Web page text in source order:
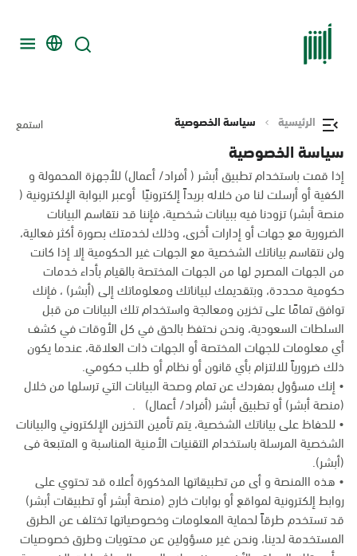
الرئيسية سياسة الخصوصية استمع
سياسة الخصوصية
إذا قمت باستخدام تطبيق أبشر ( أفراد/ أعمال) للأجهزة المحمولة و
الكفية أو أرسلت لنا من خلاله بريداً إلكترونيًا أوعبر البوابة الإلكترونية (
منصة أبشر) تزودنا فيه ببيانات شخصية، فإننا قد نتقاسم البيانات
الضرورية مع جهات أو إدارات أخرى، وذلك لخدمتك بصورة أكثر فعالية،
ولن نتقاسم بياناتك الشخصية مع الجهات غير الحكومية إلا إذا كانت
من الجهات المصرح لها من الجهات المختصة بالقيام بأداء خدمات
حكومية محددة، وبتقديمك لبياناتك ومعلوماتك إلى (أبشر) ، فإنك
توافق تمامًا على تخزين ومعالجة واستخدام تلك البيانات من قبل
السلطات السعودية، ونحن نحتفظ بالحق في كل الأوقات في كشف
أي معلومات للجهات المختصة أو الجهات ذات العلاقة، عندما يكون
ذلك ضرورياً للالتزام بأي قانون أو نظام أو طلب حكومي.
• إنك مسؤول بمفردك عن تمام وصحة البيانات التي ترسلها من خلال
(منصة أبشر) أو تطبيق أبشر (أفراد/ أعمال) .
• للحفاظ على بياناتك الشخصية، يتم تأمين التخزين الإلكتروني والبيانات
الشخصية المرسلة باستخدام التقنيات الأمنية المناسبة و المتبعة فى
(أبشر).
• هذه االمنصة و أى من تطبيقاتها المذكورة أعلاه قد تحتوي على
روابط إلكترونية لمواقع أو بوابات خارج (منصة أبشر أو تطبيقات أبشر)
قد تستخدم طرقاً لحماية المعلومات وخصوصياتها تختلف عن الطرق
المستخدمة لدينا، ونحن غير مسؤولين عن محتويات وطرق خصوصيات